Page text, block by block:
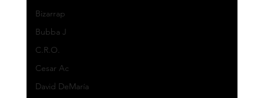
Bizarrap
Bubba J
C.R.O.
Cesar Ac
David DeMaría